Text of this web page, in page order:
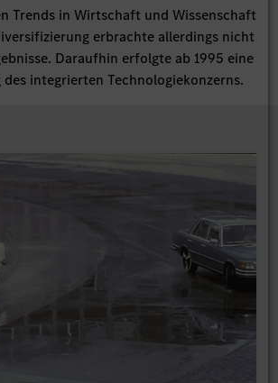
Trends in Wirtschaft und Wissenschaft
erbrachte allerdings nicht
Daraufhin erfolgte ab 1995 eine
integrierten Technologiekonzerns.